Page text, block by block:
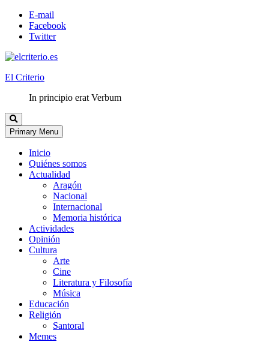
E-mail
Facebook
Twitter
El Criterio
In principio erat Verbum
Primary Menu
Inicio
Quiénes somos
Actualidad
Aragón
Nacional
Internacional
Memoria histórica
Actividades
Opinión
Cultura
Arte
Cine
Literatura y Filosofía
Música
Educación
Religión
Santoral
Memes